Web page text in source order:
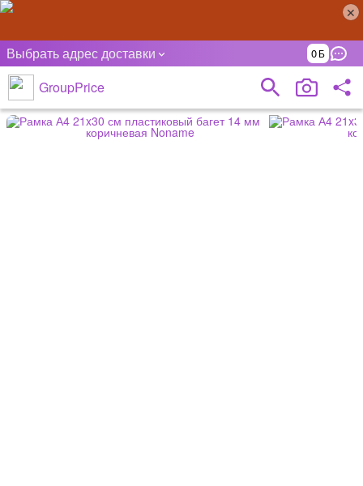
Выбрать адрес доставки 0
GroupPrice